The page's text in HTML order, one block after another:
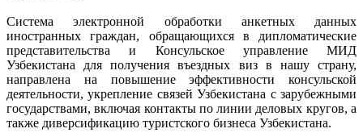
Система электронной обработки анкетных данных
иностранных граждан, обращающихся в дипломатические
представительства и Консульское управление МИД
Узбекистана для получения въездных виз в нашу страну,
направлена на повышение эффективности консульской
деятельности, укрепление связей Узбекистана с зарубежными
государствами, включая контакты по линии деловых кругов, а
также диверсификацию туристского бизнеса Узбекистана.